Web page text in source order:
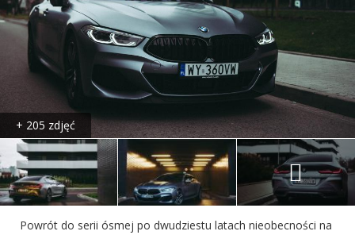
+ 205 zdjęć
Powrót do serii ósmej po dwudziestu latach nieobecności na